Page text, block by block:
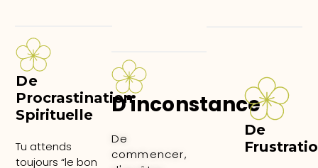
De
Procrastination
Spirituelle
Tu attends
toujours “le bon
D'inconstance
De
commencer,
De